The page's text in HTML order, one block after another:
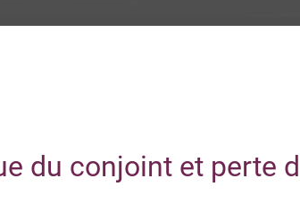
du conjoint et perte